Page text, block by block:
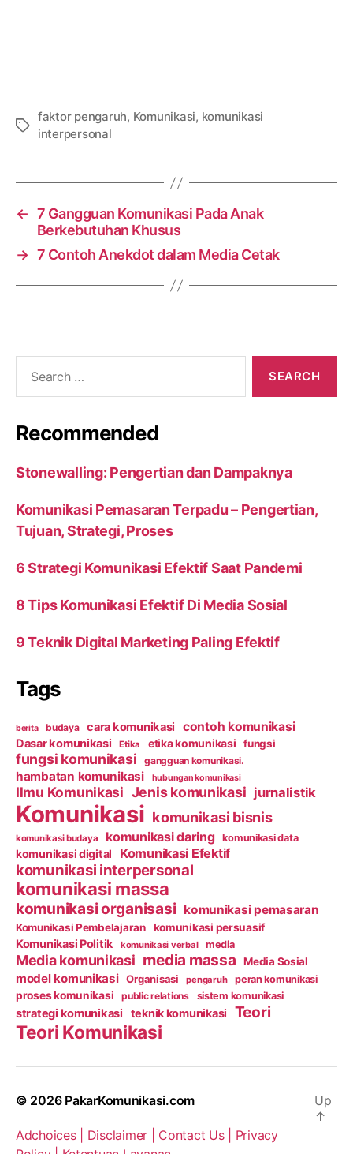
Tags
faktor pengaruh, Komunikasi, komunikasi
interpersonal
← 7 Gangguan Komunikasi Pada Anak
Berkebutuhan Khusus
→ 7 Contoh Anekdot dalam Media Cetak
Recommended
Stonewalling: Pengertian dan Dampaknya
Komunikasi Pemasaran Terpadu – Pengertian,
Tujuan, Strategi, Proses
6 Strategi Komunikasi Efektif Saat Pandemi
8 Tips Komunikasi Efektif Di Media Sosial
9 Teknik Digital Marketing Paling Efektif
Tags
berita budaya cara komunikasi contoh komunikasi
Dasar komunikasi Etika etika komunikasi fungsi
fungsi komunikasi gangguan komunikasi.
hambatan komunikasi hubungan komunikasi
Ilmu Komunikasi Jenis komunikasi jurnalistik
Komunikasi komunikasi bisnis
komunikasi budaya komunikasi daring komunikasi data
komunikasi digital Komunikasi Efektif
komunikasi interpersonal
komunikasi massa
komunikasi organisasi komunikasi pemasaran
Komunikasi Pembelajaran komunikasi persuasif
Komunikasi Politik komunikasi verbal media
Media komunikasi media massa Media Sosial
model komunikasi Organisasi pengaruh peran komunikasi
proses komunikasi public relations sistem komunikasi
strategi komunikasi teknik komunikasi Teori
Teori Komunikasi
© 2026 PakarKomunikasi.com
Adchoices | Disclaimer | Contact Us | Privacy
Up
↑